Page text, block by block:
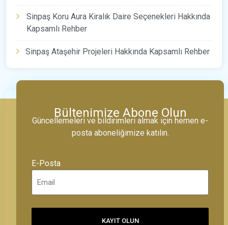
Sinpaş Koru Aura Kiralık Daire Seçenekleri Hakkında
Kapsamlı Rehber
Sinpaş Ataşehir Projeleri Hakkında Kapsamlı Rehber
Bültenimize Abone Olun
Güncellemeleri ve bildirimleri almak için hemen e-
posta aboneliğimize katılın.
E-Posta
KAYIT OLUN